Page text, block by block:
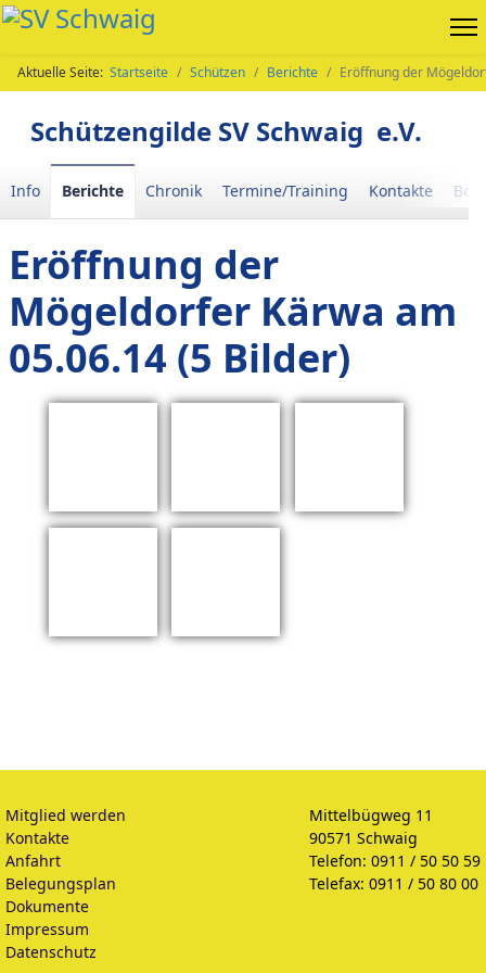
Aktuelle Seite: Startseite Schützen Berichte Eröffnung der
Schützengilde SV Schwaig e.V.
Info Berichte Chronik Termine/Training Kontakte
Eröffnung der
Mögeldorfer Kärwa am
05.06.14 (5 Bilder)
Mitglied werden
Kontakte
Anfahrt
Belegungsplan
Dokumente
Impressum
Datenschutz
Mittelbügweg 11
90571 Schwaig
Telefon: 0911 / 50 50 59
Telefax: 0911 / 50 80 00